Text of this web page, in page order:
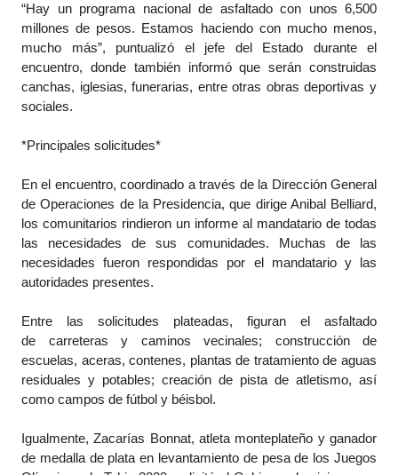
“Hay un programa nacional de asfaltado con unos 6,500
millones de pesos. Estamos haciendo con mucho menos,
mucho más”, puntualizó el jefe del Estado durante el
encuentro, donde también informó que serán construidas
canchas, iglesias, funerarias, entre otras obras deportivas y
sociales.
*Principales solicitudes*
En el encuentro, coordinado a través de la Dirección General
de Operaciones de la Presidencia, que dirige Anibal Belliard,
los comunitarios rindieron un informe al mandatario de todas
las necesidades de sus comunidades. Muchas de las
necesidades fueron respondidas por el mandatario y las
autoridades presentes.
Entre las solicitudes plateadas, figuran el asfaltado
de carreteras y caminos vecinales; construcción de
escuelas, aceras, contenes, plantas de tratamiento de aguas
residuales y potables; creación de pista de atletismo, así
como campos de fútbol y béisbol.
Igualmente, Zacarías Bonnat, atleta monteplateño y ganador
de medalla de plata en levantamiento de pesa de los Juegos